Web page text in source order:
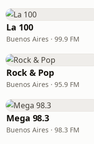
La 100
Buenos Aires · 99.9 FM
Rock & Pop
Buenos Aires · 95.9 FM
Mega 98.3
Buenos Aires · 98.3 FM